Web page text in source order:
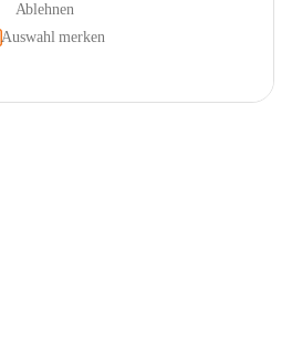
Ablehnen
Auswahl merken